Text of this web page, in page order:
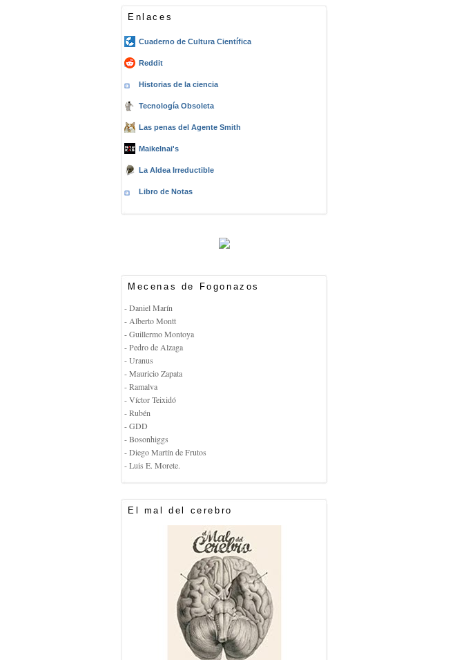
Enlaces
Cuaderno de Cultura Científica
Reddit
Historias de la ciencia
Tecnología Obsoleta
Las penas del Agente Smith
Maikelnai's
La Aldea Irreductible
Libro de Notas
Mecenas de Fogonazos
- Daniel Marín
- Alberto Montt
- Guillermo Montoya
- Pedro de Alzaga
- Uranus
- Mauricio Zapata
- Ramalva
- Víctor Teixidó
- Rubén
- GDD
- Bosonhiggs
- Diego Martín de Frutos
- Luis E. Morete.
El mal del cerebro